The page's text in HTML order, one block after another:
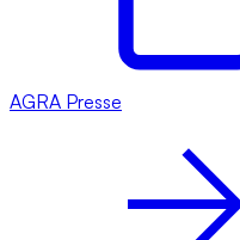
AGRA Presse